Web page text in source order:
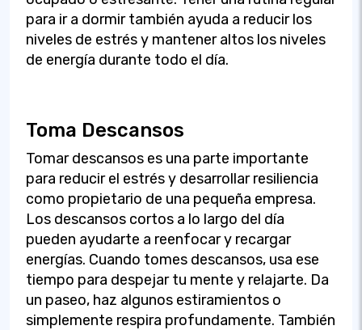
para ir a dormir también ayuda a reducir los
niveles de estrés y mantener altos los niveles
de energía durante todo el día.
Toma Descansos
Tomar descansos es una parte importante
para reducir el estrés y desarrollar resiliencia
como propietario de una pequeña empresa.
Los descansos cortos a lo largo del día
pueden ayudarte a reenfocar y recargar
energías. Cuando tomes descansos, usa ese
tiempo para despejar tu mente y relajarte. Da
un paseo, haz algunos estiramientos o
simplemente respira profundamente. También